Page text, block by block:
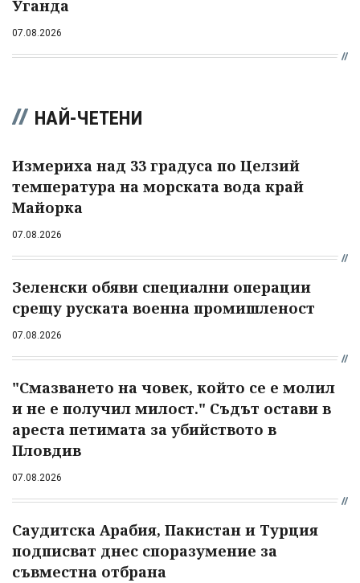
Уганда
07.08.2026
НАЙ-ЧЕТЕНИ
Измериха над 33 градуса по Целзий
температура на морската вода край
Майорка
07.08.2026
Зеленски обяви специални операции
срещу руската военна промишленост
07.08.2026
"Смазването на човек, който се е молил
и не е получил милост." Съдът остави в
ареста петимата за убийството в
Пловдив
07.08.2026
Саудитска Арабия, Пакистан и Турция
подписват днес споразумение за
съвместна отбрана